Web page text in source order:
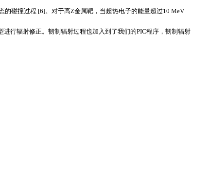
的碰撞过程 [6]。对于高Z金属靶，当超热电子的能量超过10 MeV
进行辐射修正。韧制辐射过程也加入到了我们的PIC程序，韧制辐射